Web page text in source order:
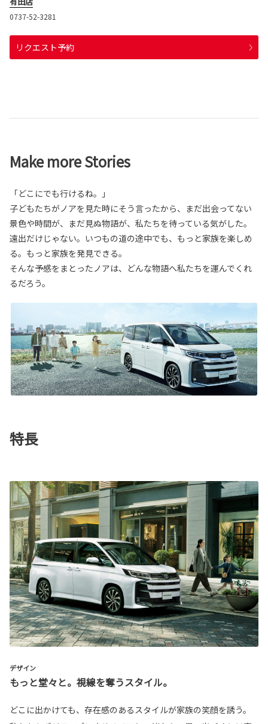
0737-52-3281
リクエスト予約
Make more Stories
「どこにでも行けるね。」
子どもたちがノアを見た時にそう言ったから、まだ出会ってない
景色や時間が、まだ見ぬ物語が、私たちを待っている気がした。
遠出だけじゃない。いつもの道の途中でも、もっと家族を楽しめ
る。もっと家族を発見できる。
そんな予感をまとったノアは、どんな物語へ私たちを運んでくれ
るだろう。
特長
デザイン
もっと堂々と。視線を奪うスタイル。
どこに出かけても、存在感のあるスタイルが家族の笑顔を誘う。